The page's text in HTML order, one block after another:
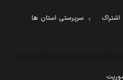
اشتراک
سرپرستی استان ها